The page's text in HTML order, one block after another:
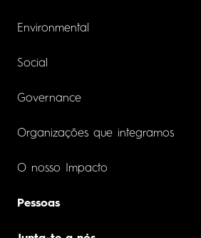
Environmental
Social
Governance
Organizações que integramos
O nosso Impacto
Pessoas